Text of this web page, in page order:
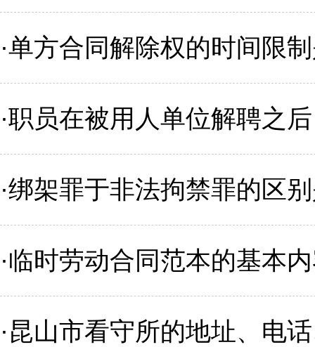
·单方合同解除权的时间限
·职员在被用人单位解聘之后
·绑架罪于非法拘禁罪的区
·临时劳动合同范本的基本
·昆山市看守所的地址、电